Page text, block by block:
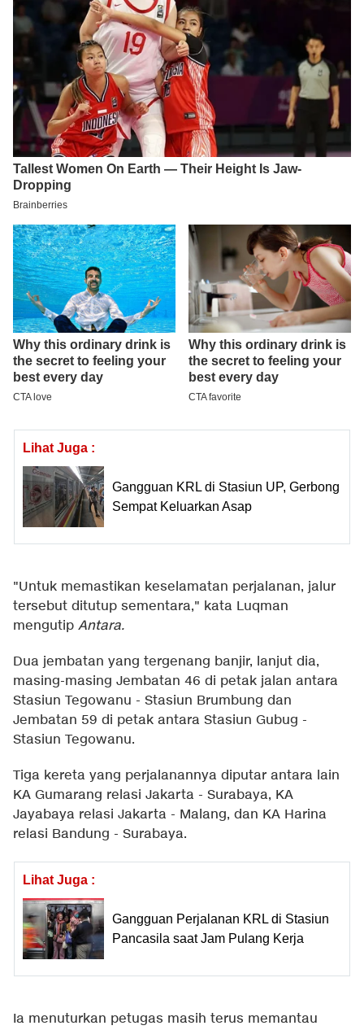
Lihat Juga :
Gangguan KRL di Stasiun UP, Gerbong
Sempat Keluarkan Asap
"Untuk memastikan keselamatan perjalanan, jalur
tersebut ditutup sementara," kata Luqman
mengutip Antara.
Dua jembatan yang tergenang banjir, lanjut dia,
masing-masing Jembatan 46 di petak jalan antara
Stasiun Tegowanu - Stasiun Brumbung dan
Jembatan 59 di petak antara Stasiun Gubug -
Stasiun Tegowanu.
Tiga kereta yang perjalanannya diputar antara lain
KA Gumarang relasi Jakarta - Surabaya, KA
Jayabaya relasi Jakarta - Malang, dan KA Harina
relasi Bandung - Surabaya.
Lihat Juga :
Gangguan Perjalanan KRL di Stasiun
Pancasila saat Jam Pulang Kerja
Ia menuturkan petugas masih terus memantau